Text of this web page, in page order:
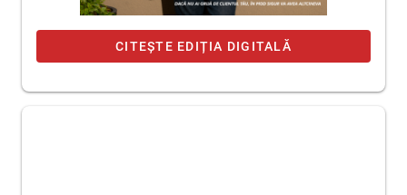
CITEȘTE EDIȚIA DIGITALĂ